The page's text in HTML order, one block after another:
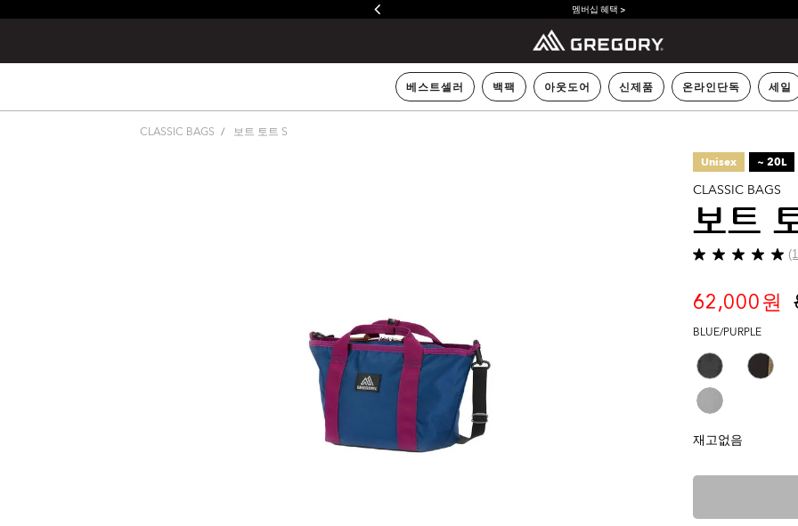
멤버십 혜택 >
베스트셀러 백팩 아웃도어 신제품 온라인단독 세일
CLASSIC BAGS 보트 토트 S
Unisex ~ 20L
CLASSIC BAGS
보트
별
개
중
5.0
입
니
다.
1
개
상
평
62,000 원
BLUE/PURPLE
재고없음